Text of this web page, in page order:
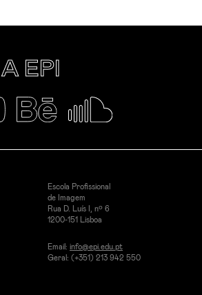
EPI
Escola Profissional
de Imagem
Rua D. Luís I, nº 6
1200-151 Lisboa
Email: info@epi.edu.pt
Geral: (+351) 213 942 550